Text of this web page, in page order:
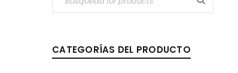
CATEGORÍAS DEL PRODUCTO